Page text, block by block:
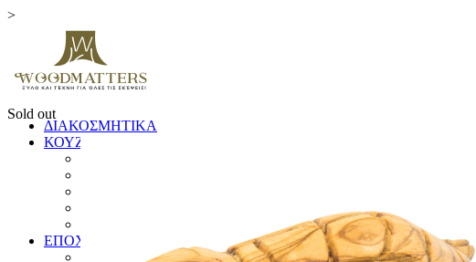
>
ΔΙΑΚΟΣΜΗΤΙΚΑ
ΚΟΥΖΙΝΑ
ΕΠΟΧΙΚΑ
ΛΑΜΠΑΔΕΣ
Sold out